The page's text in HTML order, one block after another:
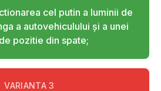
cel putin a luminii de
a autovehiculului şi a unei
pozitie din spate;
VARIANTA3